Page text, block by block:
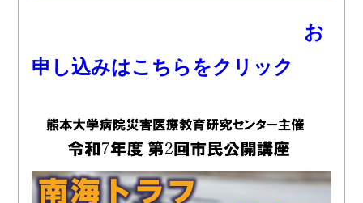
お
申し込みはこちらをクリック